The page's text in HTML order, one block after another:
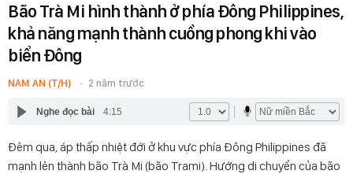
Bão Trà Mi hình thành ở phía Đông Philippines,
khả năng mạnh thành cuồng phong khi vào
biển Đông
NAM AN (T/H) 2 năm trước
Nghe đọc bài 4:15
Đêm qua, áp thấp nhiệt đới ở khu vực phía Đông Philippines đã
mạnh lên thành bão Trà Mi (bão Trami). Hướng di chuyển của bão